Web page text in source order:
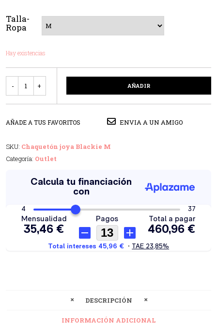
Talla-
Ropa
Hay existencias
AÑADIR
AÑADE A TUS FAVORITOS ENVIA A UN AMIGO
SKU: Chaquetón joya Blackie M
Categoría: Outlet
DESCRIPCIÓN
INFORMACIÓN ADICIONAL